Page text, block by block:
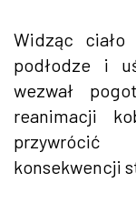
Widząc ciało
podłodze i
wezwał
reanimacji
przywrócić
konsekwencji